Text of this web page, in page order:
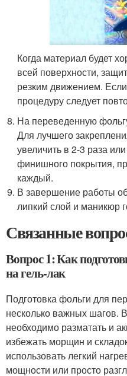
Когда материал будет
всей поверхности,
резким движением.
процедуру следует
На переведенную
Для лучшего
увеличить в 2-3 раза
финишного покрытия,
каждый.
В завершение работы
липкий слой и маникюр
Связанные
Вопрос 1: Как
на гель-лак
Подготовка фольги для
несколько важных шагов.
необходимо разматать и
избежать морщин и
использовать легкий
мощности или просто